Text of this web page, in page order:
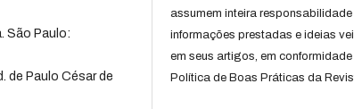
São Paulo:
de Paulo César de
assumem inteira responsabilidade
informações prestadas e ideias
em seus artigos, em
Política de Boas Práticas da